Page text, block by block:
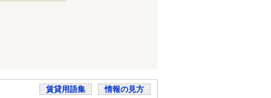
賃貸用語集 情報の見方